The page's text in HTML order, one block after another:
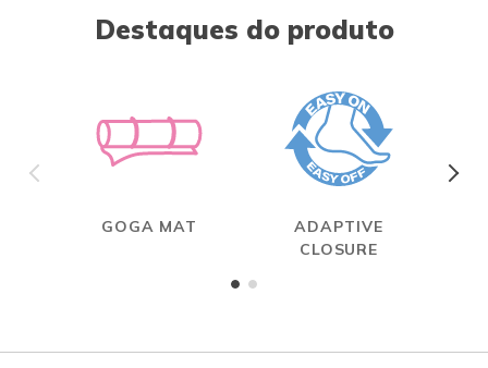
Destaques do produto
GOGA MAT
ADAPTIVE
CLOSURE